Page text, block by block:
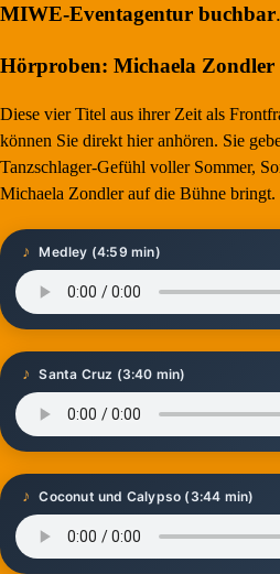
MIWE-Eventagentur buchbar.
Hörproben: Michaela Zondler
Diese vier Titel aus ihrer Zeit als
können Sie direkt hier anhören. Sie
Tanzschlager-Gefühl voller Sommer,
Michaela Zondler auf die Bühne bringt.
♪ Medley (4:59 min)
♪ Santa Cruz (3:40 min)
♪ Coconut und Calypso (3:44 min)